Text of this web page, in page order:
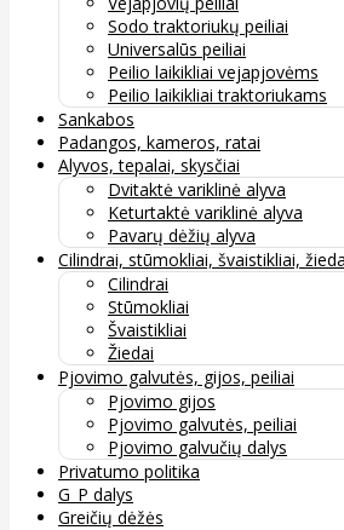
Sodo traktoriukų peiliai
Universalūs peiliai
Peilio laikikliai vejapjovėms
Peilio laikikliai traktoriukams
Sankabos
Padangos, kameros, ratai
Alyvos, tepalai, skysčiai
Dvitaktė variklinė alyva
Keturtaktė variklinė alyva
Pavarų dėžių alyva
Cilindrai, stūmokliai, švaistikliai,
Cilindrai
Stūmokliai
Švaistikliai
Žiedai
Pjovimo galvutės, gijos, peiliai
Pjovimo gijos
Pjovimo galvutės, peiliai
Pjovimo galvučių dalys
Privatumo politika
G_P dalys
Greičių dėžės